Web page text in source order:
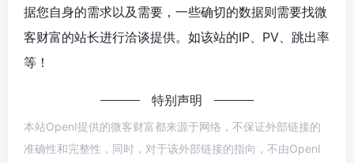
据您自身的需求以及需要，一些确切的数据则需要找微
客财富的站长进行洽谈提供。如该站的IP、PV、跳出率
等！
特别声明
本站OpenI提供的微客财富都来源于网络，不保证外部链接的
准确性和完整性，同时，对于该外部链接的指向，不由OpenI